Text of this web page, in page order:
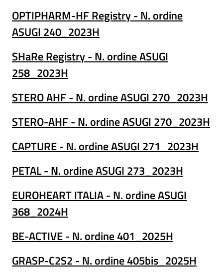
OPTIPHARM-HF Registry - N. ordine
ASUGI 240_2023H
SHaRe Registry - N. ordine ASUGI
258_2023H
STERO AHF - N. ordine ASUGI 270_2023H
STERO-AHF - N. ordine ASUGI 270_2023H
CAPTURE - N. ordine ASUGI 271_2023H
PETAL - N. ordine ASUGI 273_2023H
EUROHEART ITALIA - N. ordine ASUGI
368_2024H
BE-ACTIVE - N. ordine 401_2025H
GRASP-C2S2 - N. ordine 405bis_2025H